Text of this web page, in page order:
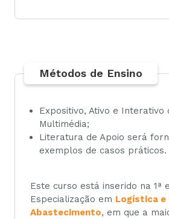
Métodos de Ensino
Expositivo, Ativo e Interativo
Multimédia;
Literatura de Apoio será
exemplos de casos práticos.
Este curso está inserido na 1ª
Especialização em Logística e
Abastecimento, em que a